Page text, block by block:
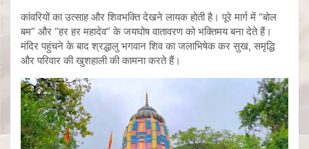
कांवरियों का उत्साह और शिवभक्ति देखने लायक होती है। पूरे मार्ग में “बोल
बम” और “हर हर महादेव” के जयघोष वातावरण को भक्तिमय बना देते हैं।
मंदिर पहुंचने के बाद श्रद्धालु भगवान शिव का जलाभिषेक कर सुख, समृद्धि
और परिवार की खुशहाली की कामना करते हैं।